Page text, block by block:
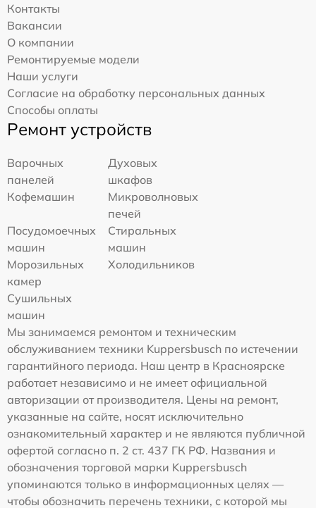
Контакты
Вакансии
О компании
Ремонтируемые модели
Наши услуги
Согласие на обработку персональных данных
Способы оплаты
Ремонт устройств
Варочных
панелей
Духовых
шкафов
Кофемашин
Микроволновых
печей
Посудомоечных
машин
Стиральных
машин
Морозильных
камер
Холодильников
Сушильных
машин
Мы занимаемся ремонтом и техническим
обслуживанием техники Kuppersbusch по истечении
гарантийного периода. Наш центр в Красноярске
работает независимо и не имеет официальной
авторизации от производителя. Цены на ремонт,
указанные на сайте, носят исключительно
ознакомительный характер и не являются публичной
офертой согласно п. 2 ст. 437 ГК РФ. Названия и
обозначения торговой марки Kuppersbusch
упоминаются только в информационных целях —
чтобы обозначить перечень техники, с которой мы